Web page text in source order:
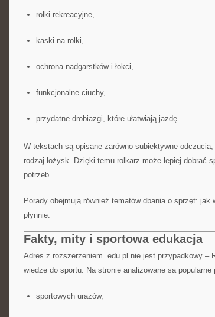
rolki rekreacyjne,
kaski na rolki,
ochrona nadgarstków i łokci,
funkcjonalne ciuchy,
przydatne drobiazgi, które ułatwiają jazdę.
W tekstach są opisane zarówno subiektywne
rodzaj łożysk. Dzięki temu rolkarz może lepiej dobrać
potrzeb.
Porady obejmują również tematów dbania o sprzęt: jak
płynnie.
Fakty, mity i sportowa edukacja
Adres z rozszerzeniem .edu.pl nie jest przypadkowy –
wiedzę do sportu. Na stronie analizowane są
sportowych urazów,